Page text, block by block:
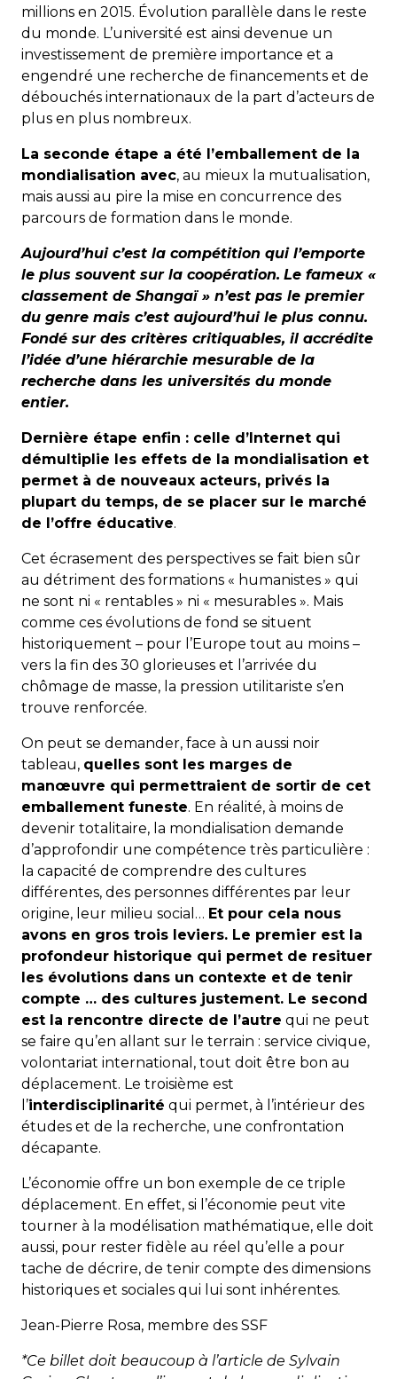
millions en 2015. Évolution parallèle dans le reste
du monde. L’université est ainsi devenue un
investissement de première importance et a
engendré une recherche de financements et de
débouchés internationaux de la part d’acteurs de
plus en plus nombreux.
La seconde étape a été l’emballement de la
mondialisation avec, au mieux la mutualisation,
mais aussi au pire la mise en concurrence des
parcours de formation dans le monde.
Aujourd’hui c’est la compétition qui l’emporte
le plus souvent sur la coopération. Le fameux «
classement de Shangaï » n’est pas le premier
du genre mais c’est aujourd’hui le plus connu.
Fondé sur des critères critiquables, il accrédite
l’idée d’une hiérarchie mesurable de la
recherche dans les universités du monde
entier.
Dernière étape enfin : celle d’Internet qui
démultiplie les effets de la mondialisation et
permet à de nouveaux acteurs, privés la
plupart du temps, de se placer sur le marché
de l’offre éducative.
Cet écrasement des perspectives se fait bien sûr
au détriment des formations « humanistes » qui
ne sont ni « rentables » ni « mesurables ». Mais
comme ces évolutions de fond se situent
historiquement – pour l’Europe tout au moins –
vers la fin des 30 glorieuses et l’arrivée du
chômage de masse, la pression utilitariste s’en
trouve renforcée.
On peut se demander, face à un aussi noir
tableau, quelles sont les marges de
manœuvre qui permettraient de sortir de cet
emballement funeste. En réalité, à moins de
devenir totalitaire, la mondialisation demande
d’approfondir une compétence très particulière :
la capacité de comprendre des cultures
différentes, des personnes différentes par leur
origine, leur milieu social… Et pour cela nous
avons en gros trois leviers. Le premier est la
profondeur historique qui permet de resituer
les évolutions dans un contexte et de tenir
compte … des cultures justement. Le second
est la rencontre directe de l’autre qui ne peut
se faire qu’en allant sur le terrain : service civique,
volontariat international, tout doit être bon au
déplacement. Le troisième est
l’interdisciplinarité qui permet, à l’intérieur des
études et de la recherche, une confrontation
décapante.
L’économie offre un bon exemple de ce triple
déplacement. En effet, si l’économie peut vite
tourner à la modélisation mathématique, elle doit
aussi, pour rester fidèle au réel qu’elle a pour
tache de décrire, de tenir compte des dimensions
historiques et sociales qui lui sont inhérentes.
Jean-Pierre Rosa, membre des SSF
*Ce billet doit beaucoup à l’article de Sylvain